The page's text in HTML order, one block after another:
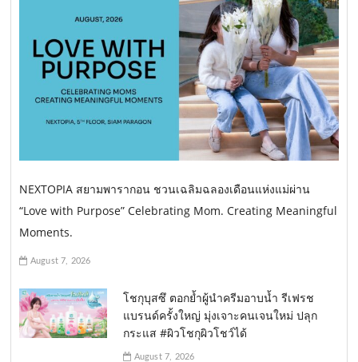
NEXTOPIA สยามพารากอน ชวนเฉลิมฉลองเดือนแห่งแม่ผ่าน
“Love with Purpose” Celebrating Mom. Creating Meaningful
Moments.
August 7, 2026
โชกุบุสซึ ตอกย้ำผู้นำครีมอาบน้ำ รีเฟรช
แบรนด์ครั้งใหญ่ มุ่งเจาะคนเจนใหม่ ปลุก
กระแส #ผิวโชกุผิวโชว์ได้
August 7, 2026